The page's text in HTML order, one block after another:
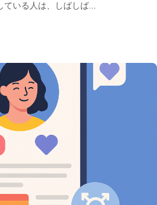
いる人は、しばしば...